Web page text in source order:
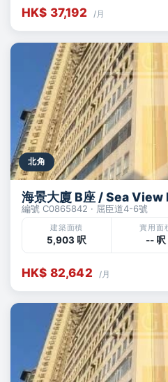
HK$ 37,192 /月
北角
海景大廈 B座 / Sea
編號 C0865842 · 屈臣道4-6號
建築面積
5,903 呎
實用面
-- 呎
HK$ 82,642 /月